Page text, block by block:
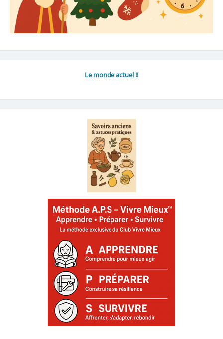
Le monde actuel !!